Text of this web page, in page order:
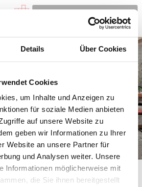
Details Über Cookies
Cookies
um Inhalte und Anzeigen zu
für soziale Medien anbieten
auf unsere Website zu
geben wir Informationen zu Ihrer
Website an unsere Partner für
und Analysen weiter. Unsere
Informationen möglicherweise mit
die Sie ihnen bereitgestellt